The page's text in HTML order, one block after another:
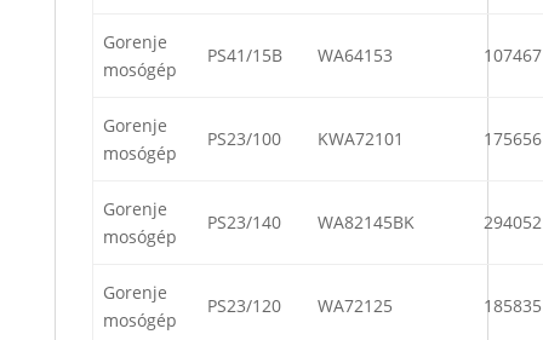
Gorenje
mosógép
PS41/15B WA64153 107467
Gorenje
mosógép
PS23/100 KWA72101 175656
Gorenje
mosógép
PS23/140 WA82145BK 294052
Gorenje
mosógép
PS23/120 WA72125 185835